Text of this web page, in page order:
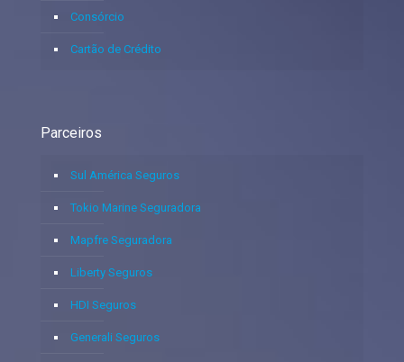
Consórcio
Cartão de Crédito
Parceiros
Sul América Seguros
Tokio Marine Seguradora
Mapfre Seguradora
Liberty Seguros
HDI Seguros
Generali Seguros